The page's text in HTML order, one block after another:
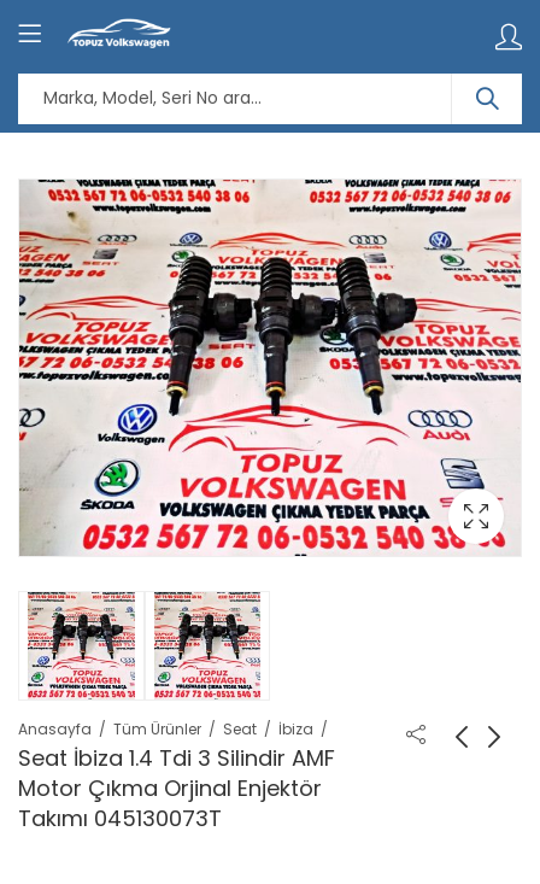
Anasayfa Tüm Ürünler Seat İbiza
Seat İbiza 1.4 Tdi 3 Silindir AMF
Motor Çıkma Orjinal Enjektör
Takımı 045130073T